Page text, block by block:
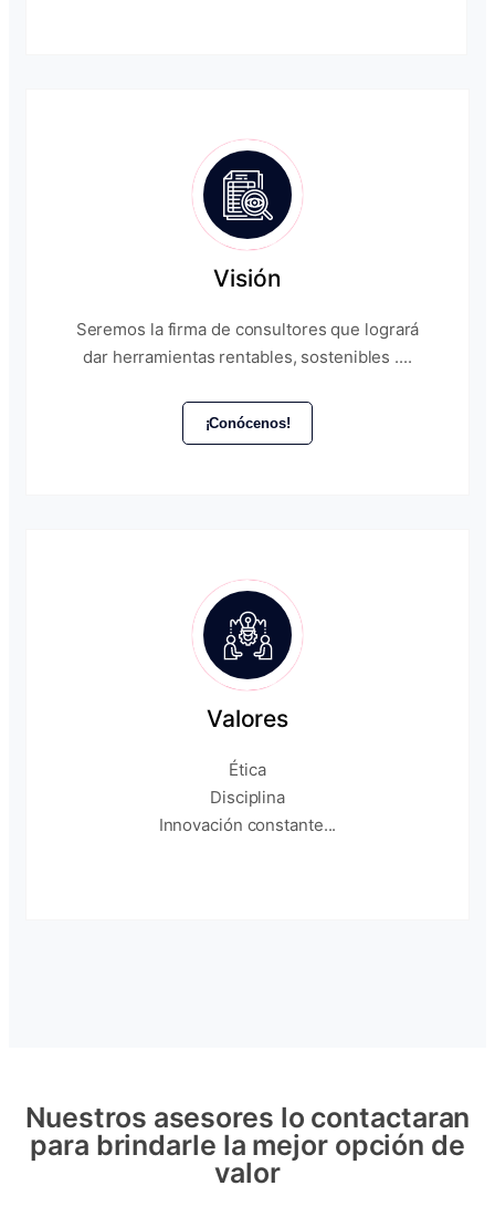
Visión
Seremos la firma de consultores que logrará
dar herramientas rentables, sostenibles ....
¡Conócenos!
Valores
Ética
Disciplina
Innovación constante...
Nuestros asesores lo contactaran
para brindarle la mejor opción de
valor